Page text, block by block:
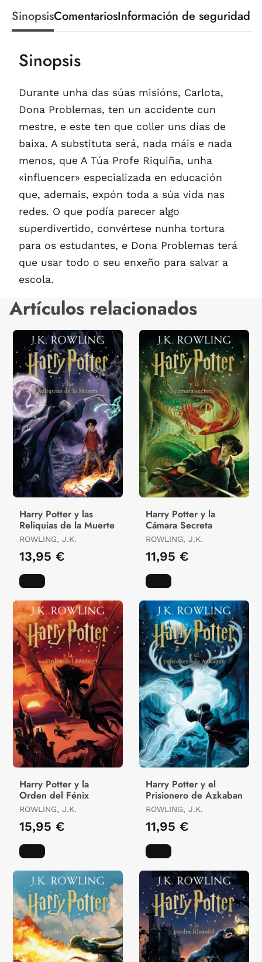
SinopsisComentariosInformación de seguridad
Sinopsis
Durante unha das súas misións, Carlota,
Dona Problemas, ten un accidente cun
mestre, e este ten que coller uns días de
baixa. A substituta será, nada máis e nada
menos, que A Túa Profe Riquiña, unha
«influencer» especializada en educación
que, ademais, expón toda a súa vida nas
redes. O que podía parecer algo
superdivertido, convértese nunha tortura
para os estudantes, e Dona Problemas terá
que usar todo o seu enxeño para salvar a
escola.
Artículos relacionados
Harry Potter y las
Reliquias de la Muerte
ROWLING, J.K.
13,95 €
Harry Potter y la
Cámara Secreta
ROWLING, J.K.
11,95 €
Harry Potter y la
Orden del Fénix
ROWLING, J.K.
15,95 €
Harry Potter y el
Prisionero de Azkaban
ROWLING, J.K.
11,95 €